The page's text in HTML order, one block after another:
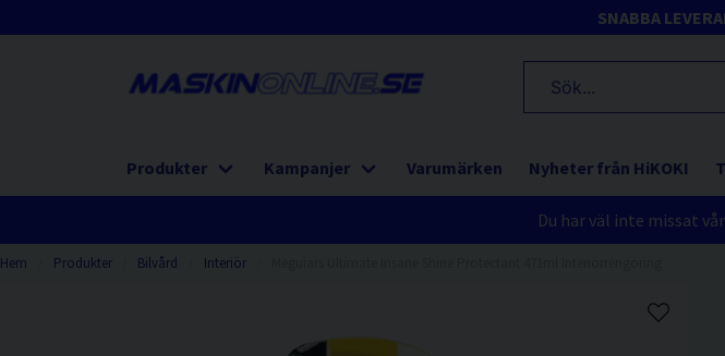
SNABBA
Produkter Kampanjer Varumärken Nyheter från HiKOKI
Du har väl inte missat
Hem Produkter Bilvård Interiör